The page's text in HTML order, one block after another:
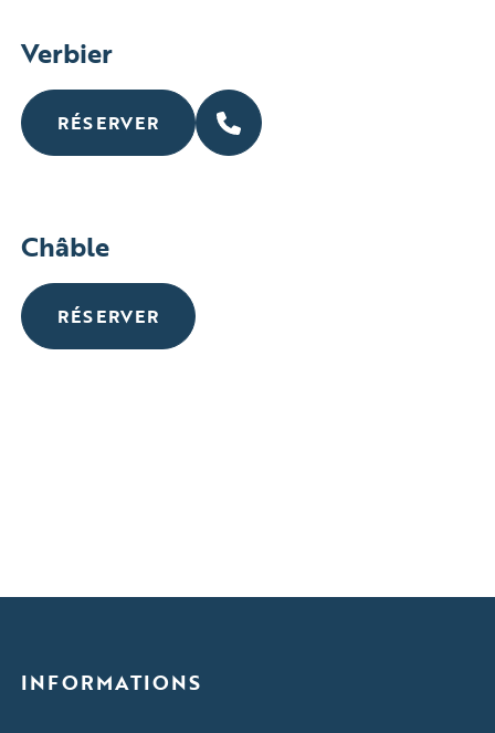
Verbier
RÉSERVER
Châble
RÉSERVER
INFORMATIONS